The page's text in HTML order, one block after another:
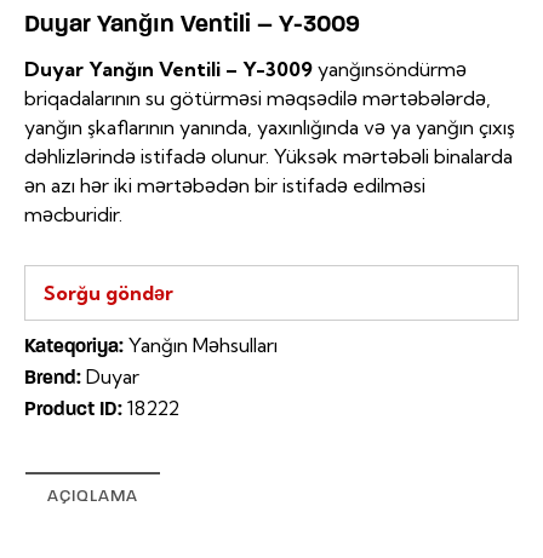
Duyar Yanğın Ventili – Y-3009
Duyar Yanğın Ventili – Y-3009 yanğınsöndürmə
briqadalarının su götürməsi məqsədilə mərtəbələrdə,
yanğın şkaflarının yanında, yaxınlığında və ya yanğın çıxış
dəhlizlərində istifadə olunur. Yüksək mərtəbəli binalarda
ən azı hər iki mərtəbədən bir istifadə edilməsi
məcburidir.
Sorğu göndər
Kateqoriya: Yanğın Məhsulları
Brend: Duyar
Product ID: 18222
AÇIQLAMA